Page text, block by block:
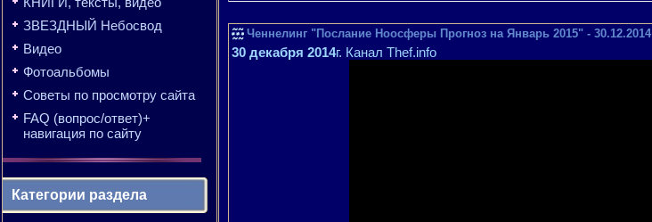
ЗВЕЗДНЫЙ Небосвод
Видео
Фотоальбомы
Советы по просмотру сайта
FAQ (вопрос/ответ)+
навигация по сайту
Категории раздела
Ченнелинг "Послание Ноосферы Прогноз на Январь 2015" - 30.12.2014
30 декабря 2014г. Канал Thef.info